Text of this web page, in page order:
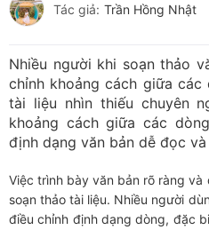
Tác giả: Trần Hồng Nhật
Nhiều người khi soạn thảo
chỉnh khoảng cách giữa
tài liệu nhìn thiếu chuyên
khoảng cách giữa các
định dạng văn bản dễ đọc
Việc trình bày văn bản rõ ràng
soạn thảo tài liệu. Nhiều người
điều chỉnh định dạng dòng, đặc